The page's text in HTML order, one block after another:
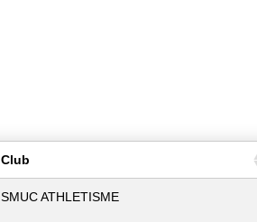
Club
SMUC ATHLETISME